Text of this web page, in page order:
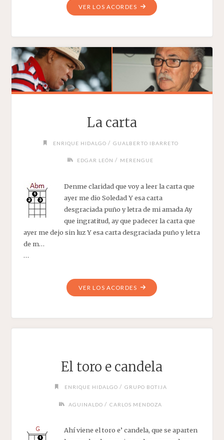
VER LOS ACORDES"COMO
La carta
ENRIQUE HIDALGO / GUALBERTO IBARRETO
EDGAR LEÓN / MERENGUE
Denme claridad que voy a leer la carta que
ayer me dio Soledad Y esa carta
desgraciada puño y letra de mi amada Ay
que ingratitud, ay que padecer la carta que
ayer me dejo sin luz Y esa carta desgraciada puño y letra
de m…
…
VER LOS ACORDES"LA
El toro e candela
ENRIQUE HIDALGO / GRUPO BOTIJA
AGUINALDO / CARLOS MENDOZA
Ahí viene el toro e’ candela, que se aparten